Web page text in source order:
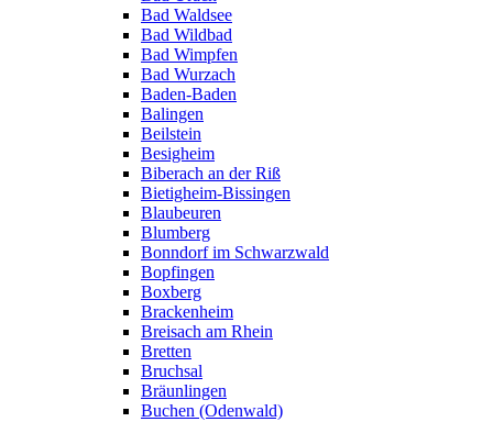
Bad Waldsee
Bad Wildbad
Bad Wimpfen
Bad Wurzach
Baden-Baden
Balingen
Beilstein
Besigheim
Biberach an der Riß
Bietigheim-Bissingen
Blaubeuren
Blumberg
Bonndorf im Schwarzwald
Bopfingen
Boxberg
Brackenheim
Breisach am Rhein
Bretten
Bruchsal
Bräunlingen
Buchen (Odenwald)